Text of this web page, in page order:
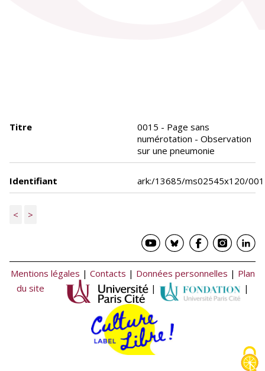
Titre
0015 - Page sans
numérotation - Observation
sur une pneumonie
Identifiant ark:/13685/ms02545x120/
< >
Mentions légales | Contacts | Données personnelles | Plan
du site
| |